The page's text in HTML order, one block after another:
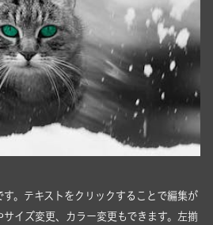
。テキストをクリックすることで編集が
イズ変更、カラー変更もできます。左揃